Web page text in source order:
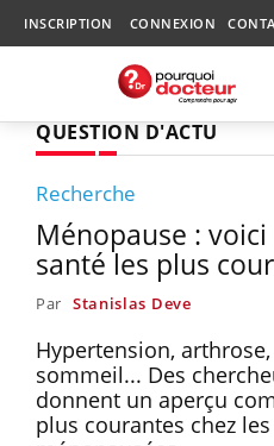
INSCRIPTION CONNEXION
QUESTION D'ACTU
Recherche
Ménopause :
santé les plus
Par Stanislas Deve
Hypertension,
sommeil... Des
donnent un aperçu
plus courantes chez